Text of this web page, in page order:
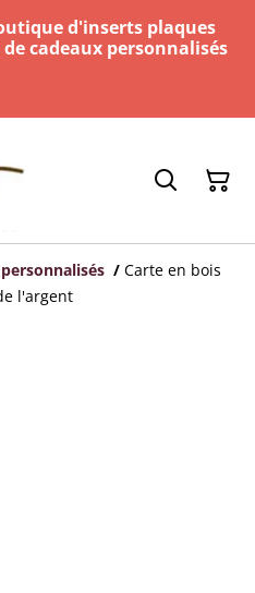
d'inserts plaques
cadeaux personnalisés
/ Carte en bois
l'argent